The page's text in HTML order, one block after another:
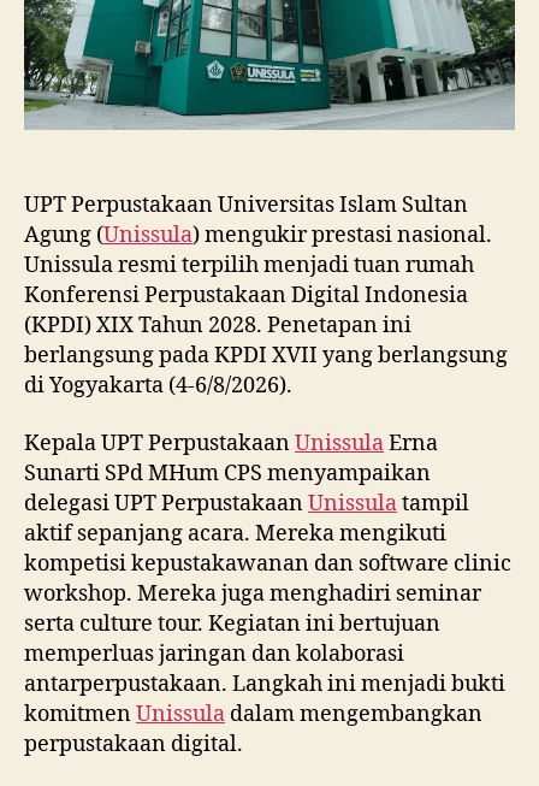
UPT Perpustakaan Universitas Islam Sultan
Agung (Unissula) mengukir prestasi nasional.
Unissula resmi terpilih menjadi tuan rumah
Konferensi Perpustakaan Digital Indonesia
(KPDI) XIX Tahun 2028. Penetapan ini
berlangsung pada KPDI XVII yang berlangsung
di Yogyakarta (4-6/8/2026).
Kepala UPT PerpustakaanUnissulaErna
Sunarti SPd MHum CPS menyampaikan
delegasi UPT PerpustakaanUnissulatampil
aktif sepanjang acara. Mereka mengikuti
kompetisi kepustakawanan dan software clinic
workshop. Mereka juga menghadiri seminar
serta culture tour. Kegiatan ini bertujuan
memperluas jaringan dan kolaborasi
antarperpustakaan. Langkah ini menjadi bukti
komitmenUnissula dalam mengembangkan
perpustakaan digital.